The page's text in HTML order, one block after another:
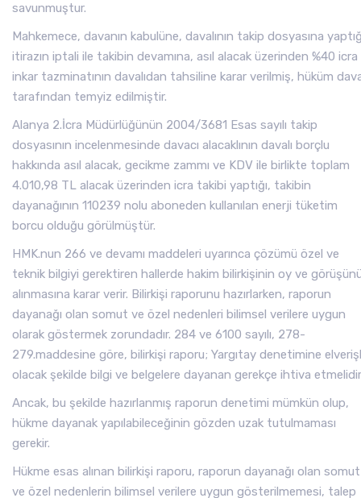
savunmuştur.
Mahkemece, davanın kabulüne, davalının takip dosyasına
itirazın iptali ile takibin devamına, asıl alacak üzerinden %40 icra
inkar tazminatının davalıdan tahsiline karar verilmiş, hüküm
tarafından temyiz edilmiştir.
Alanya 2.İcra Müdürlüğünün 2004/3681 Esas sayılı takip
dosyasının incelenmesinde davacı alacaklının davalı borçlu
hakkında asıl alacak, gecikme zammı ve KDV ile birlikte toplam
4.010,98 TL alacak üzerinden icra takibi yaptığı, takibin
dayanağının 110239 nolu aboneden kullanılan enerji tüketim
borcu olduğu görülmüştür.
HMK.nun 266 ve devamı maddeleri uyarınca çözümü özel ve
teknik bilgiyi gerektiren hallerde hakim bilirkişinin oy ve
alınmasına karar verir. Bilirkişi raporunu hazırlarken, raporun
dayanağı olan somut ve özel nedenleri bilimsel verilere uygun
olarak göstermek zorundadır. 284 ve 6100 sayılı, 278-
279.maddesine göre, bilirkişi raporu; Yargıtay denetimine
olacak şekilde bilgi ve belgelere dayanan gerekçe ihtiva
Ancak, bu şekilde hazırlanmış raporun denetimi mümkün olup,
hükme dayanak yapılabileceğinin gözden uzak tutulmaması
gerekir.
Hükme esas alınan bilirkişi raporu, raporun dayanağı olan somut
ve özel nedenlerin bilimsel verilere uygun gösterilmemesi, talep